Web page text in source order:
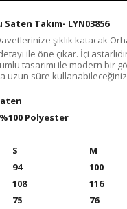
Takım- LYN03856
şıklık katacak
ile öne çıkar. İçi
tasarımı ile modern bir
uzun süre
Polyester
S
M
94
100
108
116
75 76